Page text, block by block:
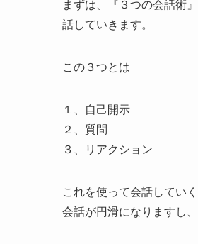
まずは、『３つの会話術
話していきます。
この３つとは
１、自己開示
２、質問
３、リアクション
これを使って会話してい
会話が円滑になりますし